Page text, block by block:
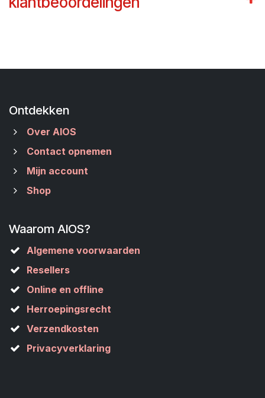
Ontdekken
Over AIOS
Contact opnemen
Mijn account
Shop
Waarom AIOS?
Algemene voorwaarden
Resellers
Online en offline
Herroepingsrecht
Verzendkosten
Privacyverklaring